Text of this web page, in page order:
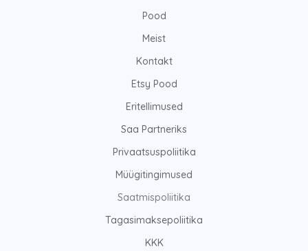
Pood
Meist
Kontakt
Etsy Pood
Eritellimused
Saa Partneriks
Privaatsuspoliitika
Müügitingimused
Saatmispoliitika
Tagasimaksepoliitika
KKK